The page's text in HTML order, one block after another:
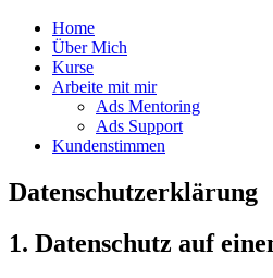
Home
Über Mich
Kurse
Arbeite mit mir
Ads Mentoring
Ads Support
Kundenstimmen
Datenschutzerklärung
1. Datenschutz auf